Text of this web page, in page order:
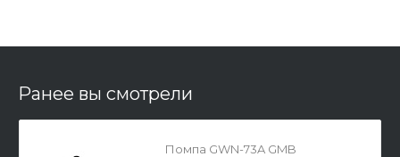
Ранее вы смотрели
Помпа GWN-73A GMB